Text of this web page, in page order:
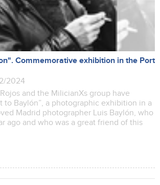
Commemorative exhibition in the Port
2024
and the MilicianXs group have
to Baylón”, a photographic exhibition in a
Madrid photographer Luis Baylón, who
ago and who was a great friend of this